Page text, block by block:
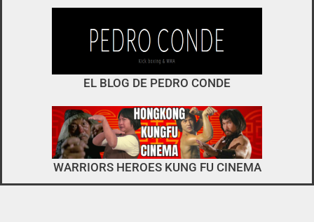
interactuar e integrarse
EL BLOG DE PEDRO CONDE
WARRIORS HEROES KUNG FU CINEMA